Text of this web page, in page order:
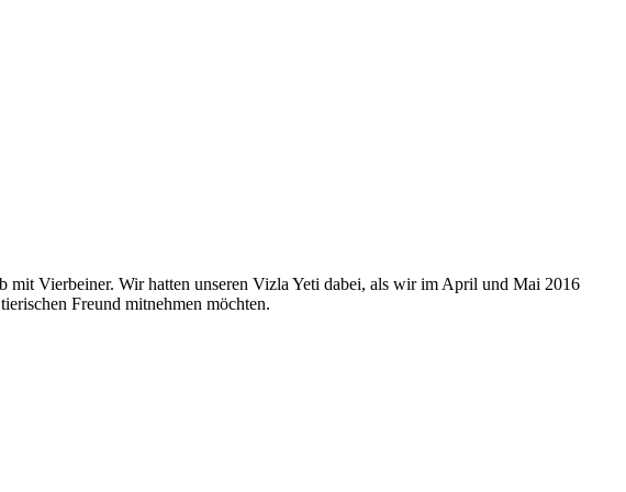
Vierbeiner. Wir hatten unseren Vizla Yeti dabei, als wir im April und Mai 2016
Freund mitnehmen möchten.